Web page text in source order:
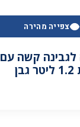
צפייה מהירה
לגבינה קשה עם